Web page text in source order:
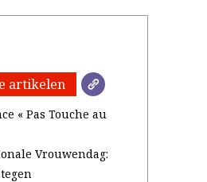
artikelen
« Pas Touche au
Vrouwendag: